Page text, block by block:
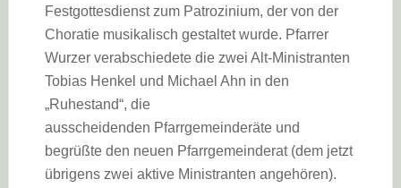
Festgottesdienst zum Patrozinium, der von der
Choratie musikalisch gestaltet wurde. Pfarrer
Wurzer verabschiedete die zwei Alt-Ministranten
Tobias Henkel und Michael Ahn in den
„Ruhestand“, die
ausscheidenden Pfarrgemeinderäte und
begrüßte den neuen Pfarrgemeinderat (dem jetzt
übrigens zwei aktive Ministranten angehören).